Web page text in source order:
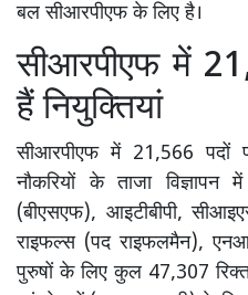
बल सीआरपीएफ के लिए है।
सीआरपीएफ में
हैं नियुक्तियां
सीआरपीएफ में 21,566 पदों
नौकरियों के ताजा विज्ञापन
(बीएसएफ), आइटीबीपी,
राइफल्स (पद राइफलमैन),
पुरुषों के लिए कुल 47,307